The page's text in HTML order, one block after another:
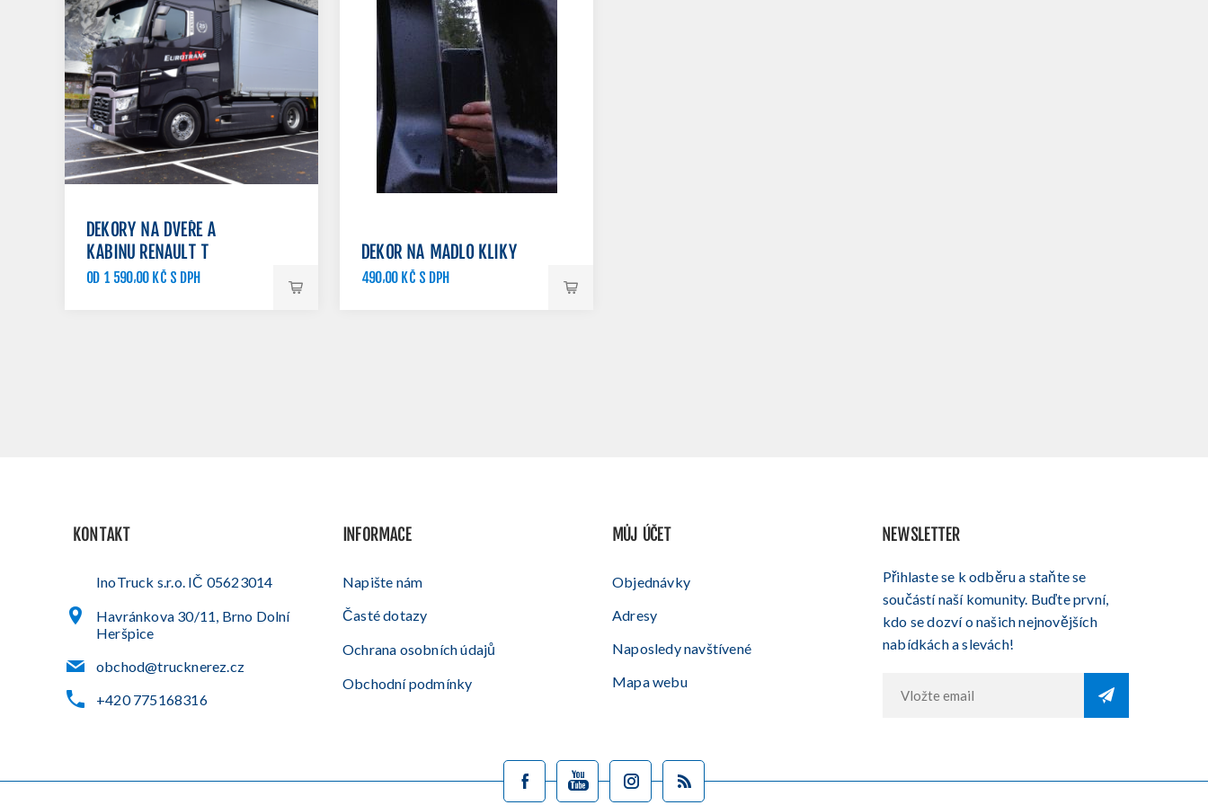
DEKORY NA DVEŘE A
KABINU RENAULT T
OD 1 590,00 KČ S DPH
DEKOR NA MADLO KLIKY
490,00 KČ S DPH
KONTAKT
InoTruck s.r.o. IČ 05623014
Havránkova 30/11, Brno Dolní
Heršpice
obchod@trucknerez.cz
+420 775168316
INFORMACE
Napište nám
Časté dotazy
Ochrana osobních údajů
Obchodní podmínky
MŮJ ÚČET
Objednávky
Adresy
Naposledy navštívené
Mapa webu
NEWSLETTER
Přihlaste se k odběru a staňte se
součástí naší komunity. Buďte první,
kdo se dozví o našich nejnovějších
nabídkách a slevách!